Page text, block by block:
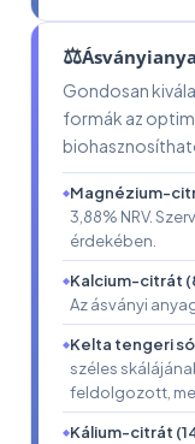
⚖
Gondosan
formák az
Magnézium-
3,88% NRV.
érdekében.
Kalcium-citrát
Az ásványi
Kelta tengeri só
széles
feldolgozott,
Kálium-citrát